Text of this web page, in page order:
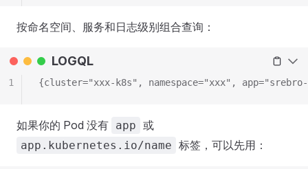
按命名空间、服务和日志级别组合查询：
LOGQL
{cluster="xxx-k8s", namespace="xxx",
1
如果你的 Pod 没有 app 或
app.kubernetes.io/name 标签，可以先用：